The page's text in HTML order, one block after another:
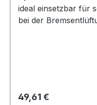
ideal einsetzbar für
bei der
Regulärer Preis:
49,61 €